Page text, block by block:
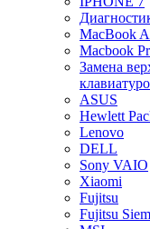
MacBook
Macbook
Замена
ASUS
Hewlett
Lenovo
DELL
Sony VAIO
Xiaomi
Fujitsu
Fujitsu